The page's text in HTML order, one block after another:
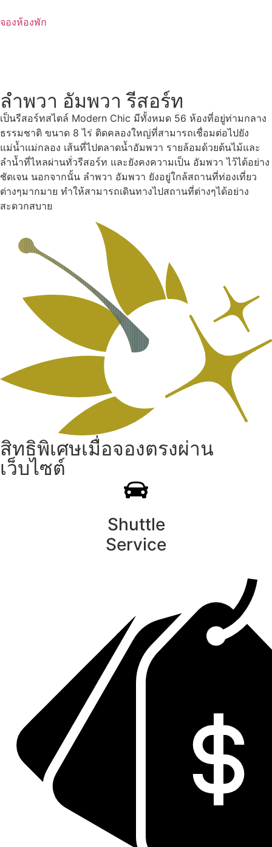
to
จองห้องพัก
ลำพวา อัมพวา รีสอร์ท
เป็นรีสอร์ทสไตล์ Modern Chic มีทั้งหมด 56 ห้องที่อยู่ท่ามกลาง
ธรรมชาติ ขนาด 8 ไร่ ติดคลองใหญ่ที่สามารถเชื่อมต่อไปยัง
แม่น้ำแม่กลอง เส้นที่ไปตลาดน้ำอัมพวา รายล้อมด้วยต้นไม้และ
ลำน้ำที่ไหลผ่านทั่วรีสอร์ท และยังคงความเป็น อัมพวา ไว้ได้อย่าง
ชัดเจน นอกจากนั้น ลำพวา อัมพวา ยังอยู่ใกล้สถานที่ท่องเที่ยว
ต่างๆมากมาย ทำให้สามารถเดินทางไปสถานที่ต่างๆได้อย่าง
สะดวกสบาย
สิทธิพิเศษเมื่อจองตรงผ่าน
เว็บไซต์
Shuttle
Service